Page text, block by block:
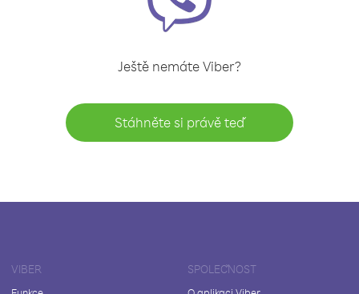
Ještě nemáte Viber?
Stáhněte si právě teď
VIBER SPOLEČNOST